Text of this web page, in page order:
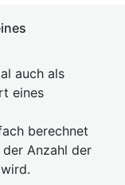
auch als
eines
berechnet
Anzahl der